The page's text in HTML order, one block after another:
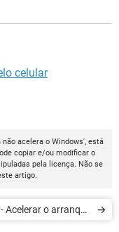
celular
acelera o Windows', está
copiar e/ou modificar o
pela licença. Não se
artigo.
Acelerar o arranque